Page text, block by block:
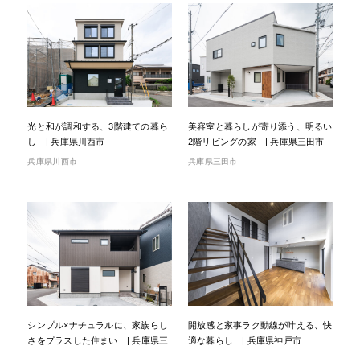
光と和が調和する、3階建ての暮ら
し | 兵庫県川西市
兵庫県川西市
美容室と暮らしが寄り添う、明るい
2階リビングの家 | 兵庫県三田市
兵庫県三田市
シンプル×ナチュラルに、家族らし
さをプラスした住まい | 兵庫県三
開放感と家事ラク動線が叶える、快
適な暮らし | 兵庫県神戸市